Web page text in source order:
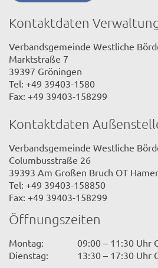
Kontaktdaten
Verbandsgemeinde Westliche
Marktstraße 7
39397 Gröningen
Tel: +49 39403-1580
Fax: +49 39403-158299
Kontaktdaten
Verbandsgemeinde Westliche
Columbusstraße 26
39393 Am Großen Bruch OT
Tel: +49 39403-158850
Fax: +49 39403-158299
Öffnungszeiten
Montag:
09:00 – 11:30 Uhr
Dienstag:
13:30 – 17:30 Uhr